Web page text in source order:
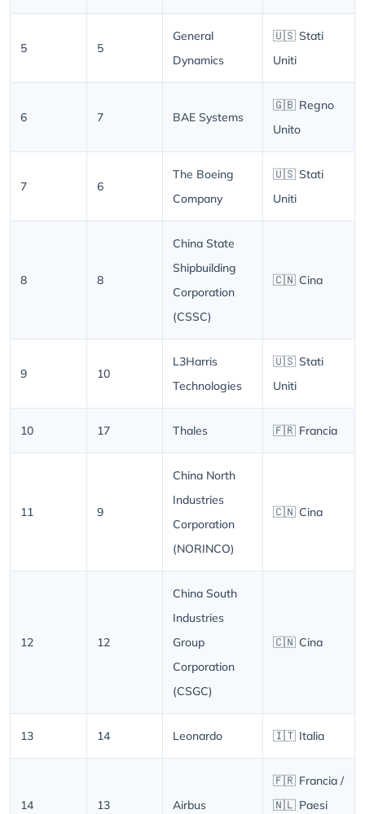
5 5
General
Dynamics
🇺🇸 Stati
Uniti
6 7 BAE Systems
🇬🇧 Regno
Unito
7 6
The Boeing
Company
🇺🇸 Stati
Uniti
8 8
China State
Shipbuilding
Corporation
(CSSC)
🇨🇳 Cina
9 10
L3Harris
Technologies
🇺🇸 Stati
Uniti
10 17 Thales 🇫🇷 Francia
11 9
China North
Industries
Corporation
(NORINCO)
🇨🇳 Cina
12 12
China South
Industries
Group
Corporation
(CSGC)
🇨🇳 Cina
13 14 Leonardo 🇮🇹 Italia
14 13 Airbus
🇫🇷 Francia /
🇳🇱 Paesi